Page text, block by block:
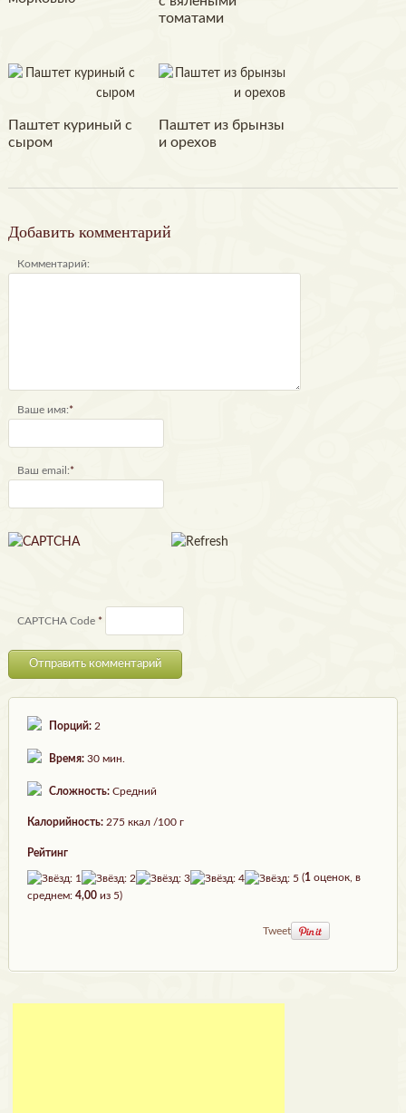
томатами
Паштет куриный с
сыром
Паштет из брынзы
и орехов
Добавить комментарий
Комментарий:
Ваше имя:*
Ваш email:*
CAPTCHA Code*
Порций:2
Время:30 мин.
Сложность:Средний
Калорийность:275 ккал /100 г
Рейтинг
(1 оценок, в
среднем: 4,00из 5)
Tweet